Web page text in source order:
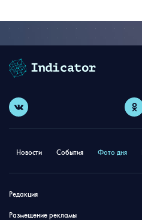
Новости События Фото дня
Редакция
Размещение рекламы